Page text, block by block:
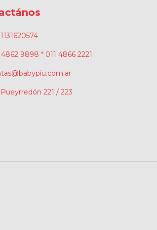
4862 9898 * 011 4866 2221
221 / 223